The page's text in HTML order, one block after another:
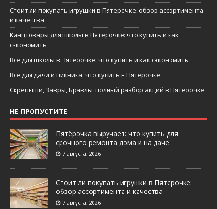
Стоит ли покупать игрушки в Пятерочке: обзор ассортимента
и качества
Канцтовары для школы в Пятёрочке: что купить и как
сэкономить
Все для школы в Пятёрочке: что купить и как сэкономить
Все для дачи и пикника: что купить в Пятерочке
Скрепыши, Завры, Бравлы: полный разбор акций в Пятёрочке
НЕ ПРОПУСТИТЕ
Пятёрочка выручает: что купить для
срочного ремонта дома и на даче
7 августа, 2026
Стоит ли покупать игрушки в Пятерочке:
обзор ассортимента и качества
7 августа, 2026